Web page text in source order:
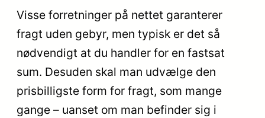
Visse forretninger på nettet garanterer
fragt uden gebyr, men typisk er det så
nødvendigt at du handler for en fastsat
sum. Desuden skal man udvælge den
prisbilligste form for fragt, som mange
gange – uanset om man befinder sig i